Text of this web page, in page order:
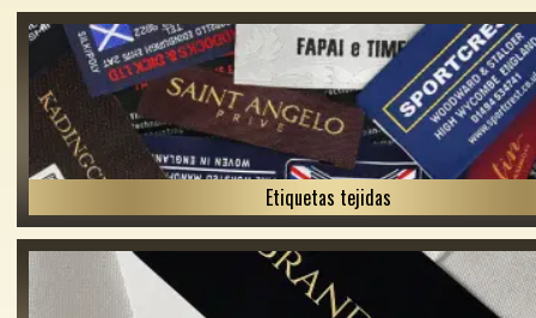
Etiquetas tejidas